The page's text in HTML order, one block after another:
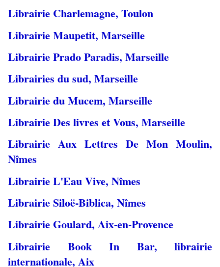
Librairie Charlemagne, Toulon
Librairie Maupetit, Marseille
Librairie Prado Paradis, Marseille
Librairies du sud, Marseille
Librairie du Mucem, Marseille
Librairie Des livres et Vous, Marseille
Librairie Aux Lettres De Mon Moulin,
Nîmes
Librairie L'Eau Vive, Nîmes
Librairie Siloë-Biblica, Nîmes
Librairie Goulard, Aix-en-Provence
Librairie Book In Bar, librairie
internationale, Aix